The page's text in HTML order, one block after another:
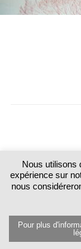
Tous droits
Nous utilisons
expérience sur
nous
Pour plus